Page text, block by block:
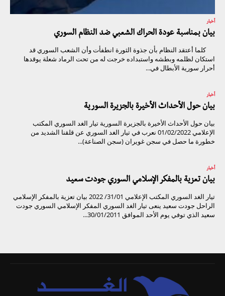
أخبار
بيان بمناسبة عودة الحراك الشعبي ضد النظام السوري
كلما أعتقد النظام بأن جذوة الثورة انطفأت وأن الشعب السوري قد
استكان لظلمه وبطشه واستبداده خرجت له من تحت الرماد شعلة يوقدها
أحرار سورية الأبطال في...
أخبار
بيان حول الأحداث الأخيرة بالجزيرة السورية
بيان حول الأحداث الأخيرة بالجزيرة السورية تيار الغد السوري المكتب
الإعلامي 01/02/2022 نعرب في تيار الغد السوري عن قلقنا الشديد من
خطورة ما حصل في سجن غويران (سجن الصناعة)...
أخبار
بيان تعزية بالمفكر الإسلامي السوري جودت سعيد
تيار الغد السوري المكتب الإعلامي 31/01/ 2022 بيان تعزية بالمفكر الإسلامي
الراحل جودت سعيد ينعى تيار الغد السوري المفكر الإسلامي السوري جودت
سعيد الذي توفي يوم الأحد الموافق 30/01/2011...